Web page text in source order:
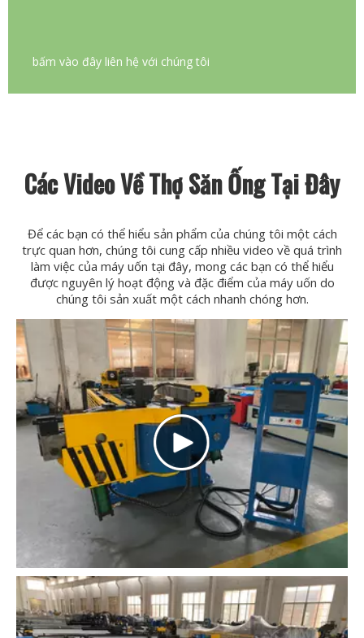
bấm vào đây liên hệ với chúng tôi
Các Video Về Thợ Săn Ống Tại Đây
Để các bạn có thể hiểu sản phẩm của chúng tôi một cách
trực quan hơn, chúng tôi cung cấp nhiều video về quá trình
làm việc của máy uốn tại đây, mong các bạn có thể hiểu
được nguyên lý hoạt động và đặc điểm của máy uốn do
chúng tôi sản xuất một cách nhanh chóng hơn.